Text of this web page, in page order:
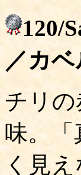
120/
／カ
チリ
味。
く見